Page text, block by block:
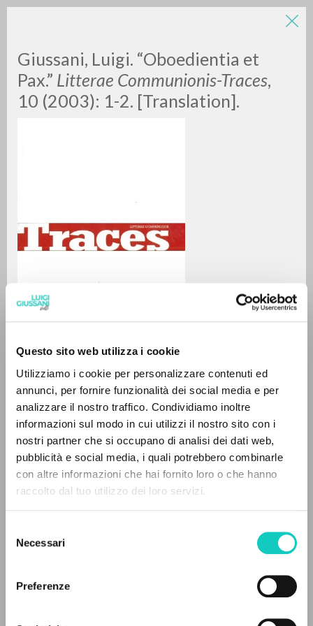
Questo sito web utilizza i cookie
Utilizziamo i cookie per personalizzare contenuti ed
annunci, per fornire funzionalità dei social media e per
analizzare il nostro traffico. Condividiamo inoltre
informazioni sul modo in cui utilizzi il nostro sito con i
nostri partner che si occupano di analisi dei dati web,
pubblicità e social media, i quali potrebbero combinarle
con altre informazioni che hai fornito loro o che hanno
raccolto dal tuo utilizzo dei loro servizi.
delNecessari
Preferenze
Giussani, Luigi. “Oboedientia et
Pax.” Litterae Communionis-Traces,
10 (2003): 1-2. [Translation].
Giussani Luigi Autore
Inglese
Litterae Communionis-Traces
2003
Pagine: 2
07/10/2019
LUIGI
GIUSSANI
0DOCUMENTI TROVATI
RISULTATI SUCCESSIVI